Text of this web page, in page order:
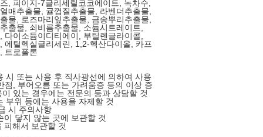
, 피이지-7글리세릴코코에이트, 녹차수,
매추출물, 귤껍질추출물, 라벤더추출물,
물, 로즈마리잎추출물, 금송뿌리추출물,
출물, 쇠비름추출물, 소듐시트레이트,
다이소듐이디티에이, 부틸렌글라이콜,
에틸헥실글리세린, 1,2-헥산다이올, 카프
트로폴론
시 또는 사용 후 직사광선에 의하여 사용
점, 부어오름 또는 가려움증 등의 이상 증
있는 경우에는 전문의 등과 상담할 것
부위 등에는 사용을 자제할 것
시 주의사항
이 닿지 않는 곳에 보관할 것
피해서 보관할 것